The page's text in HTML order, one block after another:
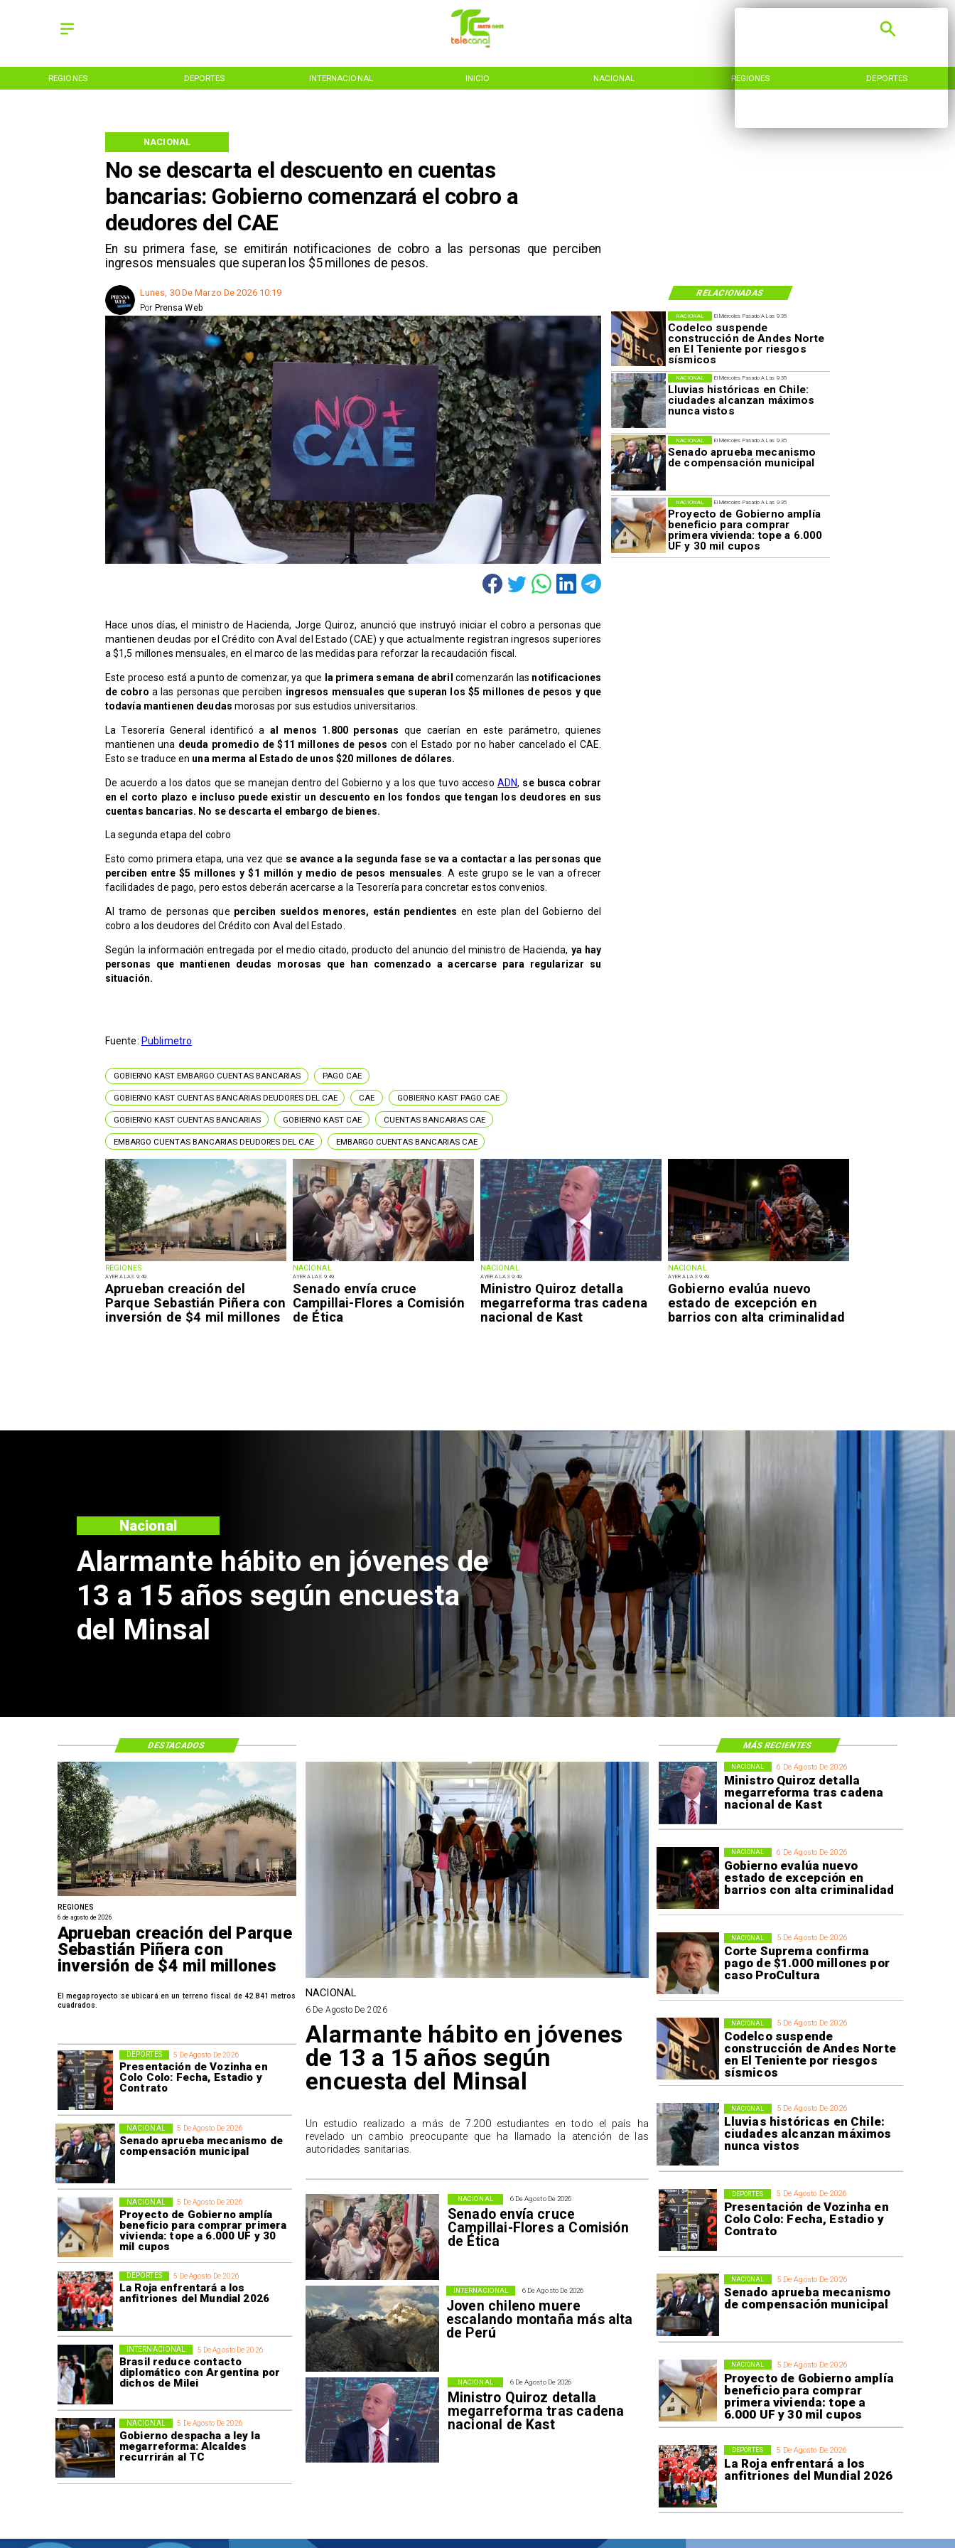
REGIONES DEPORTES INTERNACIONAL INICIO NACIONAL REGIONES DEPORTES
No se descarta el descuento en cuentas
bancarias: Gobierno comenzará el cobro a
deudores del CAE
En su primera fase, se emitirán notificaciones de cobro a las personas que perciben
ingresos mensuales que superan los $5 millones de pesos.
NACIONAL
RELACIONADAS
Lunes, 30 De Marzo De 2026 10:19
Prensa Web
Por
REGIONES
AYER A LAS 9:49
Aprueban creación del
Parque Sebastián Piñera con
inversión de $4 mil millones
NACIONAL
AYER A LAS 9:49
Senado envía cruce
Campillai-Flores a Comisión
de Ética
NACIONAL
AYER A LAS 9:49
Ministro Quiroz detalla
megarreforma tras cadena
nacional de Kast
NACIONAL
AYER A LAS 9:49
Gobierno evalúa nuevo
estado de excepción en
barrios con alta criminalidad
El Miércoles Pasado A Las 9:35
Codelco suspende
construcción de Andes Norte
en El Teniente por riesgos
sísmicos
NACIONAL
El Miércoles Pasado A Las 9:35
Lluvias históricas en Chile:
ciudades alcanzan máximos
nunca vistos
NACIONAL
El Miércoles Pasado A Las 9:35
Senado aprueba mecanismo
de compensación municipal
NACIONAL
El Miércoles Pasado A Las 9:35
Proyecto de Gobierno amplía
beneficio para comprar
primera vivienda: tope a 6.000
UF y 30 mil cupos
NACIONAL
Hace unos días, el ministro de Hacienda, Jorge Quiroz, anunció que instruyó iniciar el cobro a personas que
mantienen deudas por el Crédito con Aval del Estado (CAE) y que actualmente registran ingresos superiores
a $1,5 millones mensuales, en el marco de las medidas para reforzar la recaudación fiscal.
Este proceso está a punto de comenzar, ya que la primera semana de abrilcomenzarán las notificaciones
de cobro a las personas que perciben ingresos mensuales que superan los $5 millones de pesos y que
todavía mantienen deudas morosas por sus estudios universitarios.
La Tesorería General identificó a al menos 1.800 personas que caerían en este parámetro, quienes
mantienen una deuda promedio de $11 millones de pesos con el Estado por no haber cancelado el CAE.
Esto se traduce en una merma al Estado de unos $20 millones de dólares.
De acuerdo a los datos que se manejan dentro del Gobierno y a los que tuvo acceso ADN, se busca cobrar
en el corto plazo e incluso puede existir un descuento en los fondos que tengan los deudores en sus
cuentas bancarias. No se descarta el embargo de bienes.
La segunda etapa del cobro
Esto como primera etapa, una vez que se avance a la segunda fase se va a contactar a las personas que
perciben entre $5 millones y $1 millón y medio de pesos mensuales. A este grupo se le van a ofrecer
facilidades de pago, pero estos deberán acercarse a la Tesorería para concretar estos convenios.
Al tramo de personas que perciben sueldos menores, están pendientesen este plan del Gobierno del
cobro a los deudores del Crédito con Aval del Estado.
Según la información entregada por el medio citado, producto del anuncio del ministro de Hacienda, ya hay
personas que mantienen deudas morosas que han comenzado a acercarse para regularizar su
situación.
Fuente: Publimetro
GOBIERNO KAST EMBARGO CUENTAS BANCARIAS PAGO CAE
GOBIERNO KAST CUENTAS BANCARIAS DEUDORES DEL CAE CAE GOBIERNO KAST PAGO CAE
GOBIERNO KAST CUENTAS BANCARIAS GOBIERNO KAST CAE CUENTAS BANCARIAS CAE
EMBARGO CUENTAS BANCARIAS DEUDORES DEL CAE EMBARGO CUENTAS BANCARIAS CAE
Aprueban creación del Parque
Sebastián Piñera con inversión
de $4 mil millones
Regiones
6 De Agosto De 2026
Ministro Quiroz detalla
megarreforma tras cadena
nacional de Kast
NACIONAL
6 De Agosto De 2026
Gobierno evalúa nuevo
estado de excepción en
barrios con alta criminalidad
NACIONAL
5 De Agosto De 2026
Corte Suprema confirma
pago de $1.000 millones por
caso ProCultura
NACIONAL
5 De Agosto De 2026
Codelco suspende
construcción de Andes Norte
en El Teniente por riesgos
sísmicos
NACIONAL
5 De Agosto De 2026
Lluvias históricas en Chile:
ciudades alcanzan máximos
nunca vistos
NACIONAL
5 De Agosto De 2026
Presentación de Vozinha en
Colo Colo: Fecha, Estadio y
Contrato
DEPORTES
5 De Agosto De 2026
Senado aprueba mecanismo
de compensación municipal
NACIONAL
5 De Agosto De 2026
Proyecto de Gobierno amplía
beneficio para comprar
primera vivienda: tope a
6.000 UF y 30 mil cupos
NACIONAL
5 De Agosto De 2026
La Roja enfrentará a los
anfitriones del Mundial 2026
DEPORTES
5 De Agosto De 2026
Presentación de Vozinha en
Colo Colo: Fecha, Estadio y
Contrato
DEPORTES
5 De Agosto De 2026
Senado aprueba mecanismo de
compensación municipal
NACIONAL
5 De Agosto De 2026
Proyecto de Gobierno amplía
beneficio para comprar primera
vivienda: tope a 6.000 UF y 30
mil cupos
NACIONAL
5 De Agosto De 2026
La Roja enfrentará a los
anfitriones del Mundial 2026
DEPORTES
5 De Agosto De 2026
Brasil reduce contacto
diplomático con Argentina por
dichos de Milei
INTERNACIONAL
5 De Agosto De 2026
Gobierno despacha a ley la
megarreforma: Alcaldes
recurrirán al TC
NACIONAL
6 De Agosto De 2026
Senado envía cruce
Campillai-Flores a Comisión
de Ética
NACIONAL
6 De Agosto De 2026
Joven chileno muere
escalando montaña más alta
de Perú
INTERNACIONAL
6 De Agosto De 2026
Ministro Quiroz detalla
megarreforma tras cadena
nacional de Kast
NACIONAL
REGIONES
6 de agosto de 2026
Aprueban creación del Parque
Sebastián Piñera con
inversión de $4 mil millones
El megaproyecto se ubicará en un terreno fiscal de 42.841 metros
cuadrados.
NACIONAL
6 De Agosto De 2026
Alarmante hábito en jóvenes
de 13 a 15 años según
encuesta del Minsal
Un estudio realizado a más de 7.200 estudiantes en todo el país ha
revelado un cambio preocupante que ha llamado la atención de las
autoridades sanitarias.
DESTACADOS MÁS RECIENTES